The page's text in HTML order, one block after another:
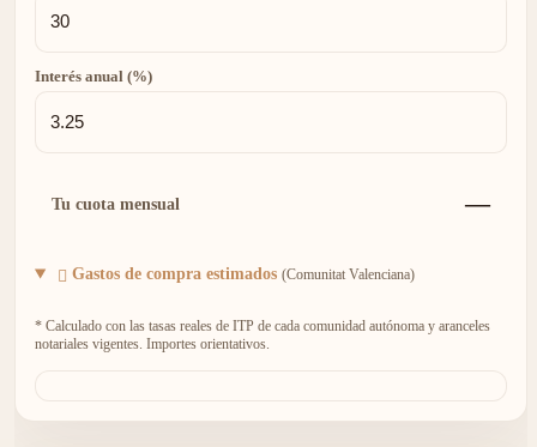
Interés anual (%)
Tu cuota mensual —
Gastos de compra estimados (Comunitat Valenciana)
* Calculado con las tasas reales de ITP de cada comunidad autónoma y aranceles
notariales vigentes. Importes orientativos.